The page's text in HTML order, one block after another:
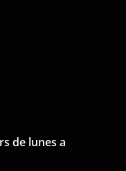
de lunes a